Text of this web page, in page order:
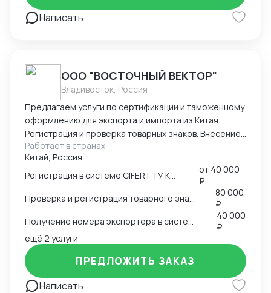
Написать
ООО "ВОСТОЧНЫЙ ВЕКТОР"
Владивосток, Россия
Предлагаем услуги по сертификации и таможенному
оформлению для экспорта и импорта из Китая.
Регистрация и проверка товарных знаков. Внесение
в таможенный реестр товарных знаков.
Изготовление маркировки для пищевой продукции
для реализации в Китае. Получение номера
HS и CIQ кодов.
Работает в странах
Китай, Россия
от 40 000
₽
80 000
₽
40 000
₽
ещё 2 услуги
Написать
ПРЕДЛОЖИТЬ ЗАКАЗ